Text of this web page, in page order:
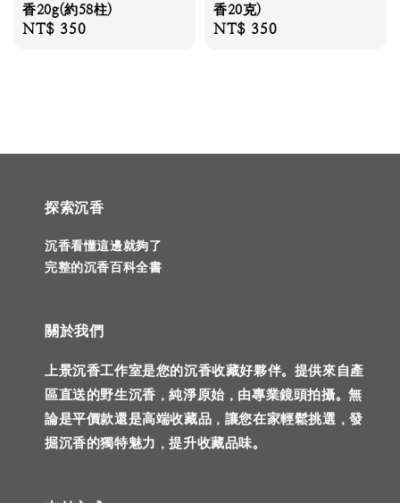
香20g(約58柱)
Regular
NT$ 350
香20克)
Regular
NT$ 350
探索沉香
沉香看懂這邊就夠了
完整的沉香百科全書
關於我們
上景沉香工作室是您的沉香收藏好夥伴。提供來自產
區直送的野生沉香，純淨原始，由專業鏡頭拍攝。無
論是平價款還是高端收藏品，讓您在家輕鬆挑選，發
掘沉香的獨特魅力，提升收藏品味。